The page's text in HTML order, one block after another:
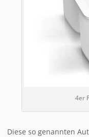
4er
Diese so genannten